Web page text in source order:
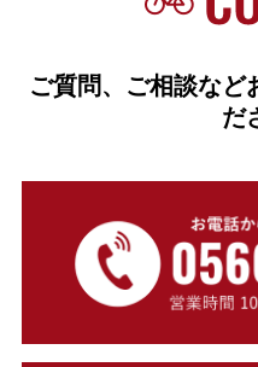
ご質問、ご相談など
だ